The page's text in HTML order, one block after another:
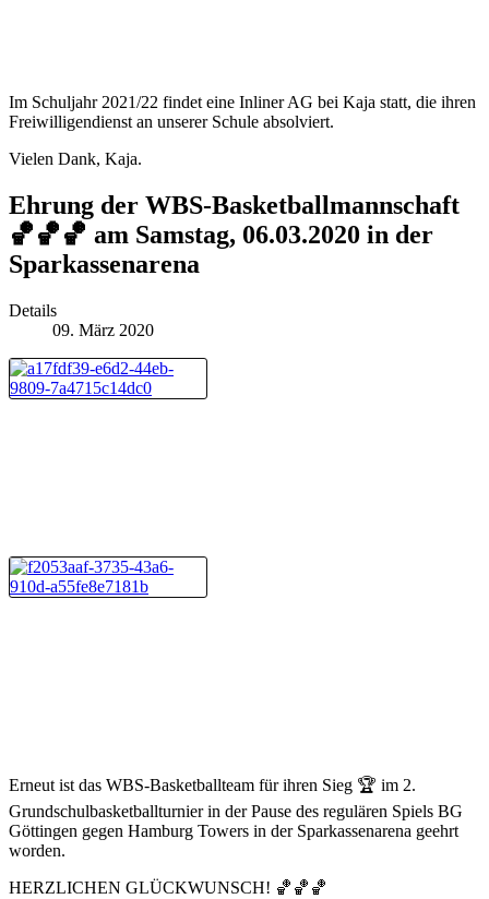
Im Schuljahr 2021/22 findet eine Inliner AG bei Kaja statt, die ihren
Freiwilligendienst an unserer Schule absolviert.
Vielen Dank, Kaja.
Ehrung der WBS-Basketballmannschaft
🏀🏀🏀 am Samstag, 06.03.2020 in der
Sparkassenarena
Details
09. März 2020
Erneut ist das WBS-Basketballteam für ihren Sieg 🏆 im 2.
Grundschulbasketballturnier in der Pause des regulären Spiels BG
Göttingen gegen Hamburg Towers in der Sparkassenarena geehrt
worden.
HERZLICHEN GLÜCKWUNSCH! 🏀🏀🏀